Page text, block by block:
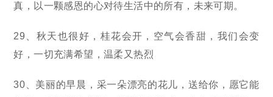
真，以一颗感恩的心对待生活中的所有，未来可期。
29、秋天也很好，桂花会开，空气会香甜，我们会变
好，一切充满希望，温柔又热烈
30、美丽的早晨，采一朵漂亮的花儿，送给你，愿它能